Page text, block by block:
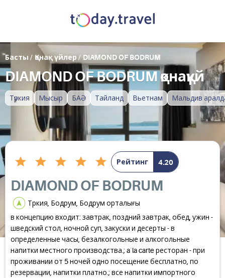
Түркия Мысыр БАӘ Тайланд Вьетнам Мальдив
Басты / Қонақ үйлер/ DIAMOND OF BODRUM
DIAMOND OF BODRUM қонақүй
Рейтинг 4.20
DIAMOND OF BODRUM
Түркия, Бодрум, Бодрум орталығы
в концепцию входит: завтрак, поздний завтрак, обед, ужин -
шведский стол, ночной суп, закуски и десерты - в
определенные часы, безалкогольные и алкогольные
напитки местного производства.; a`la carte ресторан - при
проживании от 5 ночей одно посещение бесплатно, по
резервации, напитки платно.; все напитки импортного